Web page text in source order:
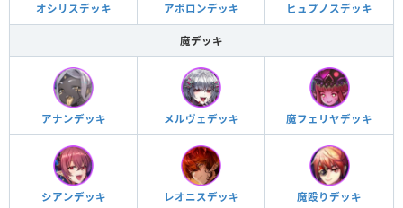
オシリスデッキ アポロンデッキ ヒュプノスデッキ
魔デッキ
アナンデッキ メルヴェデッキ 魔フェリヤデッキ
シアンデッキ レオニスデッキ 魔殴りデッキ